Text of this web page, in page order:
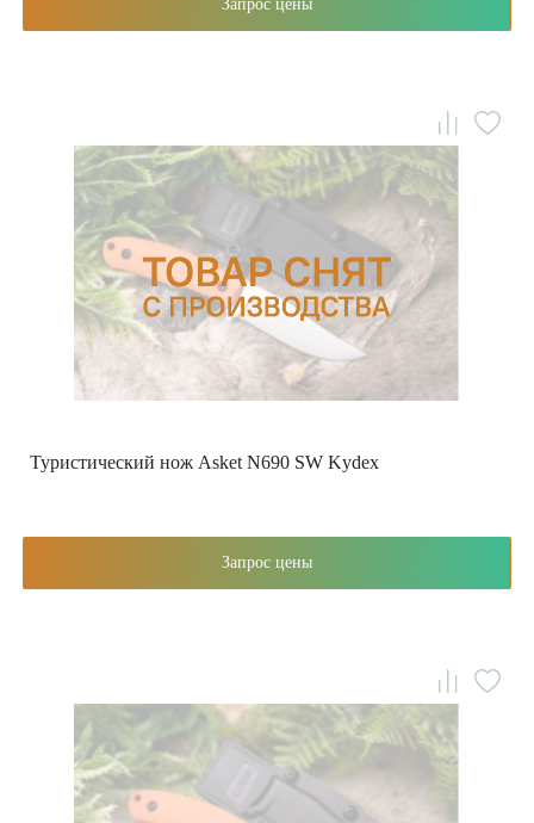
Запрос цены
Туристический нож Asket N690 SW Kydex
Запрос цены